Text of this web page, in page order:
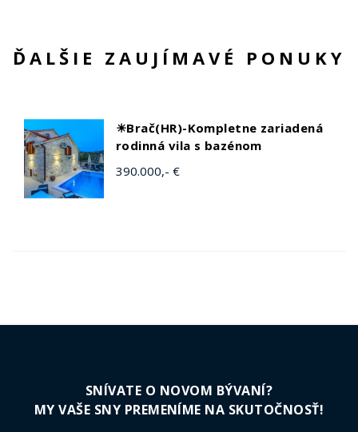
ĎALŠIE ZAUJÍMAVÉ PONUKY
☀Brač(HR)-Kompletne zariadená
rodinná vila s bazénom
390.000,- €
SNÍVATE O NOVOM BÝVANÍ?
MY VAŠE SNY PREMENÍME NA SKUTOČNOSŤ!